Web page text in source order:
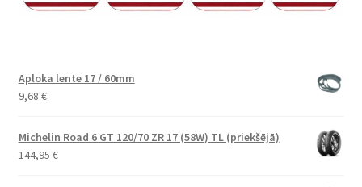
Aploka lente 17 / 60mm
9,68 €
Michelin Road 6 GT 120/70 ZR 17 (58W) TL (priekšējā)
144,95 €